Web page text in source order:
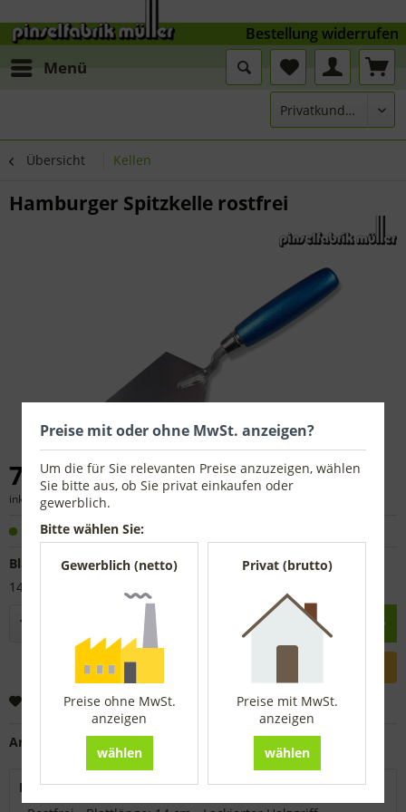
Menü
Übersicht Kellen
Hamburger Spitzkelle rostfrei
7,81 € *
inkl. MwSt.zzgl. Versandkosten
Sofort versandfertig, Lieferzeit ca. 1-3 Werktage
Blattlänge:
14 cm
Warenkorb
Merken
Artikel-Nr.:
Beschreibung
Bestellung widerrufen
Preise mit oder ohne MwSt. anzeigen?
Um die für Sie relevanten Preise anzuzeigen, wählen
Sie bitte aus, ob Sie privat einkaufen oder
gewerblich.
Bitte wählen Sie:
Gewerblich (netto)
Preise ohne MwSt.
anzeigen
wählen
Privat (brutto)
Preise mit MwSt.
anzeigen
wählen